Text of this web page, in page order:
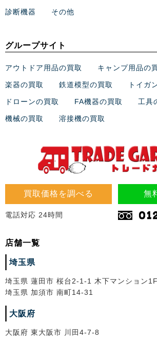
買取価格を調べる 無
電話対応 24時間
店舗一覧
埼玉県
埼玉県 蓮田市 桜台2-1-1 木下マンション1F
埼玉県 加須市 南町14-31
大阪府
大阪府 東大阪市 川田4-7-8
診断機器 その他
グループサイト
アウトドア用品の買取 キャンプ用品の
楽器の買取 鉄道模型の買取 トイガ
ドローンの買取 FA機器の買取 工具
機械の買取 溶接機の買取